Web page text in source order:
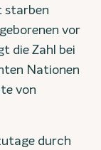
starben
vor
die Zahl bei
Nationen
von
durch